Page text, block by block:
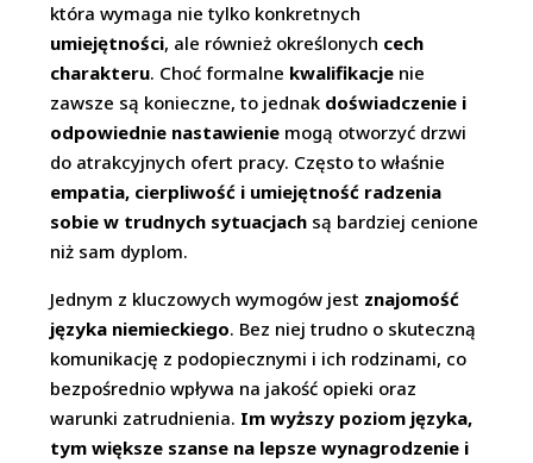
która wymaga nie tylko konkretnych
umiejętności, ale również określonych cech
charakteru. Choć formalne kwalifikacje nie
zawsze są konieczne, to jednak doświadczenie i
odpowiednie nastawienie mogą otworzyć drzwi
do atrakcyjnych ofert pracy. Często to właśnie
empatia, cierpliwość i umiejętność radzenia
sobie w trudnych sytuacjach są bardziej cenione
niż sam dyplom.
Jednym z kluczowych wymogów jest znajomość
języka niemieckiego. Bez niej trudno o skuteczną
komunikację z podopiecznymi i ich rodzinami, co
bezpośrednio wpływa na jakość opieki oraz
warunki zatrudnienia. Im wyższy poziom języka,
tym większe szanse na lepsze wynagrodzenie i